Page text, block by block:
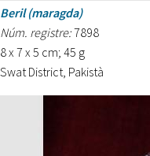
Beril (maragda)
Núm. registre:7898
8 x 7 x 5 cm; 45 g
Swat District, Pakistà